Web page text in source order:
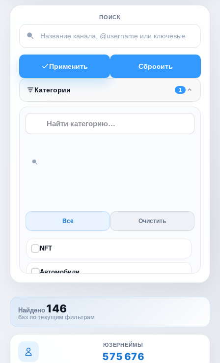
ПОИСК
Применить Сбросить
Категории 1
Все Очистить
NFT
Автомобили
Бизнес
Блог
Найдено 146
баз по текущим фильтрам
ЮЗЕРНЕЙМЫ
575 676